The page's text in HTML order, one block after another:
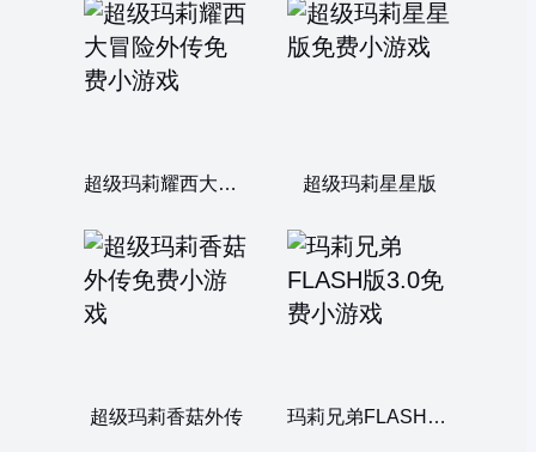
超级玛莉耀西大冒险外传 超级玛莉星星版
超级玛莉香菇外传 玛莉兄弟FLASH版3.0